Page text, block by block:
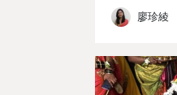
廖珍綾